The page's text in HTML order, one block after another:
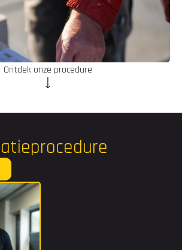
Ontdek onze procedure